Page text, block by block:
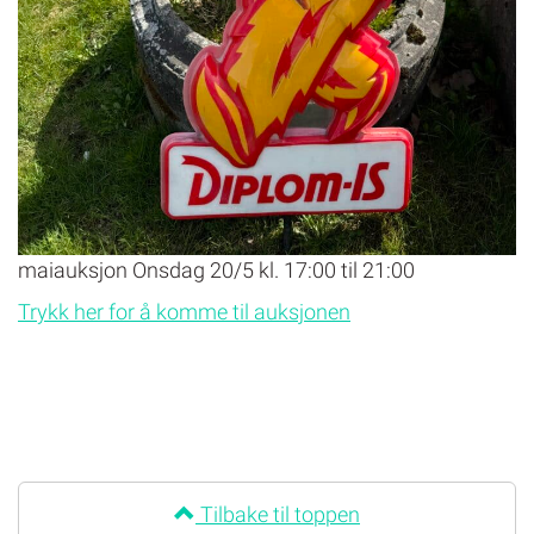
maiauksjon Onsdag 20/5 kl. 17:00 til 21:00
Trykk her for å komme til auksjonen
Tilbake til toppen